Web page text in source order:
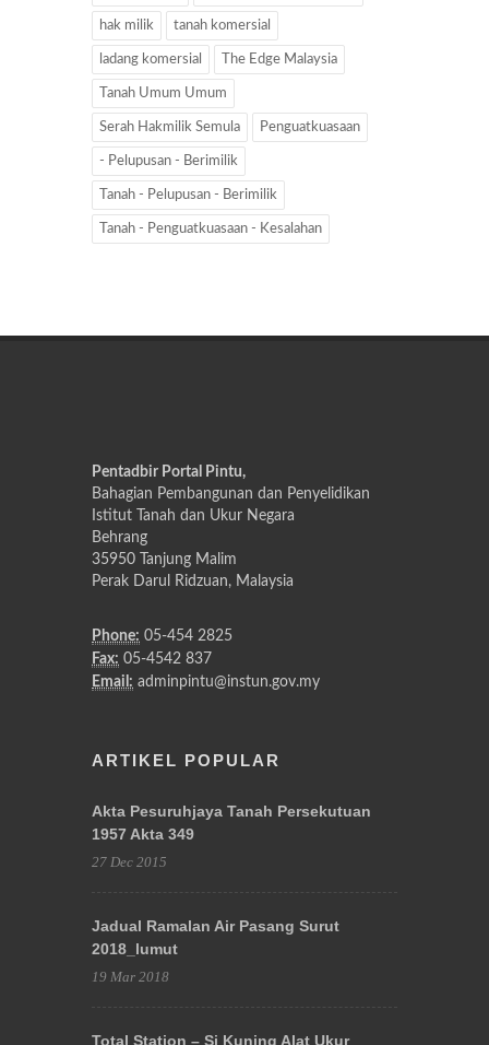
hak milik tanah komersial
ladang komersial The Edge Malaysia
Tanah Umum Umum
Serah Hakmilik Semula Penguatkuasaan
- Pelupusan - Berimilik
Tanah - Pelupusan - Berimilik
Tanah - Penguatkuasaan - Kesalahan
Pentadbir Portal Pintu,
Bahagian Pembangunan dan Penyelidikan
Istitut Tanah dan Ukur Negara
Behrang
35950 Tanjung Malim
Perak Darul Ridzuan, Malaysia
Phone: 05-454 2825
Fax: 05-4542 837
Email: adminpintu@instun.gov.my
ARTIKEL POPULAR
Akta Pesuruhjaya Tanah Persekutuan
1957 Akta 349
27 Dec 2015
Jadual Ramalan Air Pasang Surut
2018_lumut
19 Mar 2018
Total Station – Si Kuning Alat Ukur